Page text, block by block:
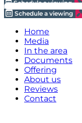
Schedule a viewing
Schedule a viewing
Home
Media
In the area
Documents
Offering
About us
Reviews
Contact